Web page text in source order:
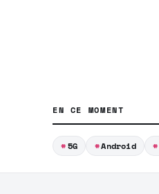
EN CE MOMENT
5G Android